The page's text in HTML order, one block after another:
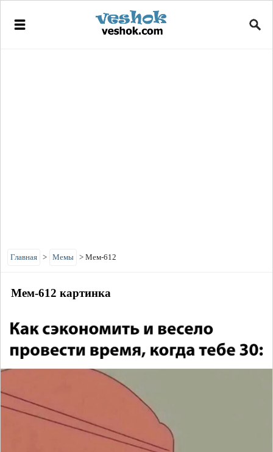
Главная > Мемы > Мем-612
Мем-612 картинка